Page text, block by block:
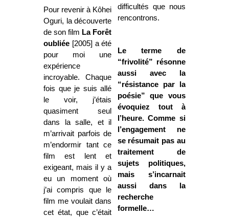
Pour revenir à Kôhei
Oguri, la découverte
de son film La Forêt
oubliée [2005] a été
pour moi une
expérience
incroyable. Chaque
fois que je suis allé
le voir, j’étais
quasiment seul
dans la salle, et il
m’arrivait parfois de
m’endormir tant ce
film est lent et
exigeant, mais il y a
eu un moment où
j’ai compris que le
film me voulait dans
cet état, que c’était
difficultés que nous
rencontrons.
Le terme de
“frivolité” résonne
aussi avec la
“résistance par la
poésie” que vous
évoquiez tout à
l’heure. Comme si
l’engagement ne
se résumait pas au
traitement de
sujets politiques,
mais s’incarnait
aussi dans la
recherche
formelle…